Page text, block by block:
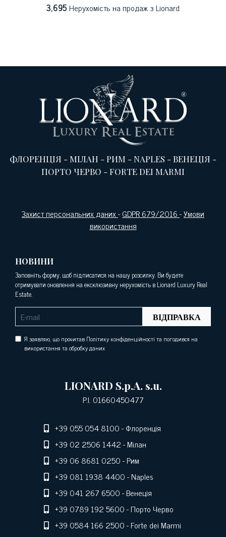
3,695Нерухомість на продаж з Lionard
ФЛОРЕНЦІЯ -МІЛАН -РИМ -NAPLES -ВЕНЕЦІЯ -
ПОРТО ЧЕРВО -FORTE DEI MARMI
Захист персональних даних-GDPR 679/2016-Умови
використання
НОВИНИ
Заповніть форму, щоб підписатися на нашу розсилку. Ви будете
отримувати оновлення на ексклюзивну нерухомість в Lionard Luxury Real
Estate.
ВІДПРАВКА
Я заявляю, що прочитав Політику конфіденційності та погодився на
використання та обробку даних
LIONARD S.p.A. s.u.
P.I. 01660450477
+39 055 054 8100- Флоренція
+39 02 2506 1442- Мілан
+39 06 8681 0250- Рим
+39 081 1938 4400- Naples
+39 041 267 6500- Венеція
+39 0789 192 5600- Порто Черво
+39 0584 166 2500- Forte dei Marmi